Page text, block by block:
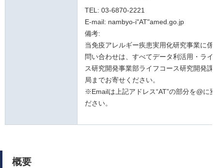
TEL: 03-6870-2221
E-mail: nambyo-i"AT"amed.go.jp
備考:
当免疫アレルギー疾患実用化研究事業に係
問い合わせは、すべてデータ利活用・ライ
ス研究開発事業部ライフコース研究開発課
局までお寄せください。
※Emailは上記アドレス“AT”の部分を@に
ださい。
概要